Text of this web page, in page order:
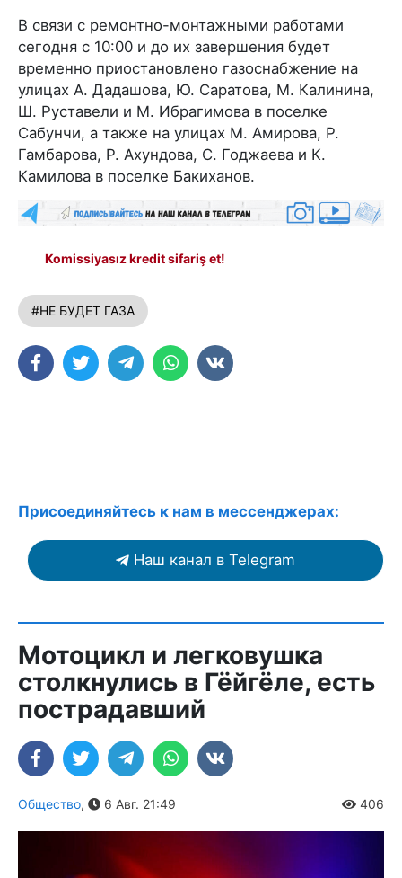
В связи с ремонтно-монтажными работами
сегодня с 10:00 и до их завершения будет
временно приостановлено газоснабжение на
улицах А. Дадашова, Ю. Саратова, М. Калинина,
Ш. Руставели и М. Ибрагимова в поселке
Сабунчи, а также на улицах М. Амирова, Р.
Гамбарова, Р. Ахундова, С. Годжаева и К.
Камилова в поселке Бакиханов.
Komissiyasız kredit sifariş et!
#НЕ БУДЕТ ГАЗА
Присоединяйтесь к нам в мессенджерах:
Наш канал в Telegram
Мотоцикл и легковушка
столкнулись в Гёйгёле, есть
пострадавший
Общество, 6 Авг. 21:49 406